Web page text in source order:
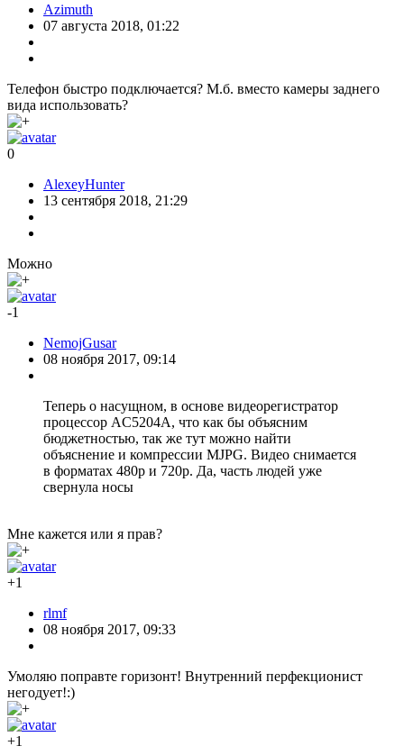
Azimuth
07 августа 2018, 01:22
Телефон быстро подключается? М.б. вместо камеры заднего
вида использовать?
0
AlexeyHunter
13 сентября 2018, 21:29
Можно
-1
NemojGusar
08 ноября 2017, 09:14
Теперь о насущном, в основе видеорегистратор
процессор AC5204A, что как бы объясним
бюджетностью, так же тут можно найти
объяснение и компрессии MJPG. Видео снимается
в форматах 480p и 720p. Да, часть людей уже
свернула носы
Мне кажется или я прав?
+1
rlmf
08 ноября 2017, 09:33
Умоляю поправте горизонт! Внутренний перфекционист
негодует!:)
+1